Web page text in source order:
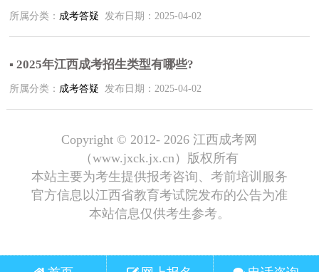
所属分类： 成考答疑 发布日期：2025-04-02
▪ 2025年江西成考招生类型有哪些?
所属分类： 成考答疑 发布日期：2025-04-02
Copyright © 2012- 2026 江西成考网
（www.jxck.jx.cn）版权所有
本站主要为考生提供报考咨询、考前培训服务
官方信息以江西省教育考试院发布的公告为准
本站信息仅供考生参考。